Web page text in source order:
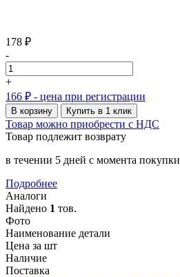
178 ₽
-
+
166 ₽ - цена при регистрации
В корзину Купить в 1 клик
Товар можно приобрести с НДС
Товар подлежит возврату
в течении 5 дней с момента покупки
Подробнее
Аналоги
Найдено 1 тов.
Фото
Наименование детали
Цена за шт
Наличие
Поставка